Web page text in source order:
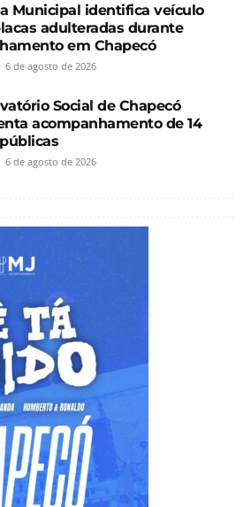
Municipal identifica veículo
adulteradas durante
em Chapecó
6 de agosto de 2026
Social de Chapecó
acompanhamento de 14
6 de agosto de 2026